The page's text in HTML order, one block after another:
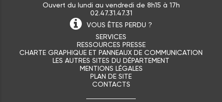
Ouvert du lundi au vendredi de 8h15 à 17h
02.47.31.47.31
VOUS ÊTES PERDU ?
SERVICES
RESSOURCES PRESSE
CHARTE GRAPHIQUE ET PANNEAUX DE COMMUNICATION
LES AUTRES SITES DU DÉPARTEMENT
MENTIONS LÉGALES
PLAN DE SITE
CONTACTS